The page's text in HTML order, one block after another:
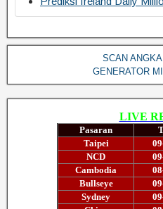
SCAN
GENERATOR